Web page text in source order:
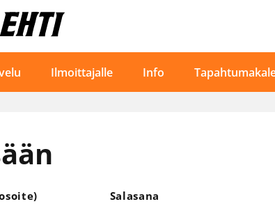
Ilmoittajalle Info
Salasana